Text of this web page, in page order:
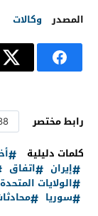
المصدر وكالات
رابط مختصر
كلمات دليلية
إيران
اتفاق
الولايات
سوريا